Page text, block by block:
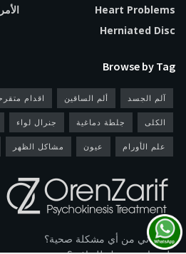
Heart Problems
Herniated Disc
Browse by Tag
آلم الجسد ألم الساقين اقدام
الكلى جلطة دماغية جنرال لواء
علم الأورام عيون مشاكل الظهر
هل تعاني من أي مشكلة صحية؟